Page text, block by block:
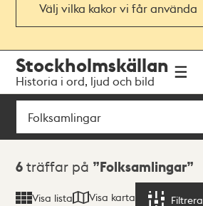
Välj vilka kakor vi får använda
navigationen
huvudinnehållet
Stockholmskällan
Historia i ord, ljud och bild
Sök
Sökresultat
6 träffar på Folksamlingar
Visa lista Visa karta Filtrera